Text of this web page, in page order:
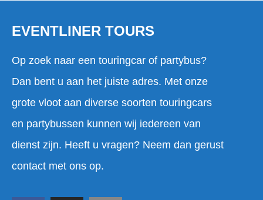
EVENTLINER TOURS
Op zoek naar een touringcar of partybus?
Dan bent u aan het juiste adres. Met onze
grote vloot aan diverse soorten touringcars
en partybussen kunnen wij iedereen van
dienst zijn. Heeft u vragen? Neem dan gerust
contact met ons op.